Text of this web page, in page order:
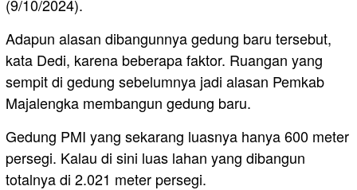
(9/10/2024).
Adapun alasan dibangunnya gedung baru tersebut,
kata Dedi, karena beberapa faktor. Ruangan yang
sempit di gedung sebelumnya jadi alasan Pemkab
Majalengka membangun gedung baru.
Gedung PMI yang sekarang luasnya hanya 600 meter
persegi. Kalau di sini luas lahan yang dibangun
totalnya di 2.021 meter persegi.